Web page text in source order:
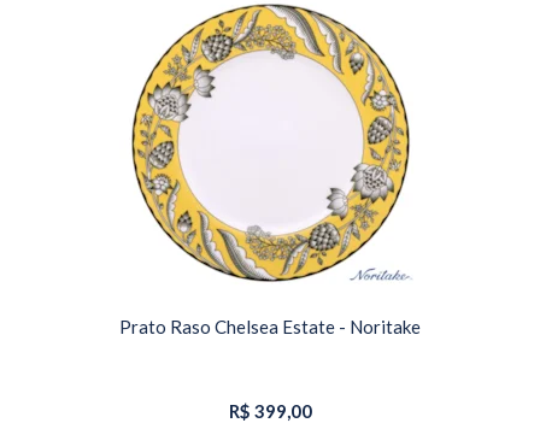
Prato Raso Chelsea Estate - Noritake
R$ 399,00